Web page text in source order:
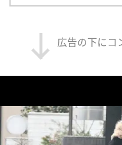
広告の下にコ